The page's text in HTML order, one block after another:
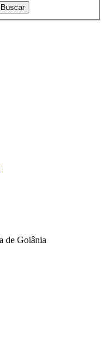
Buscar
de Goiânia